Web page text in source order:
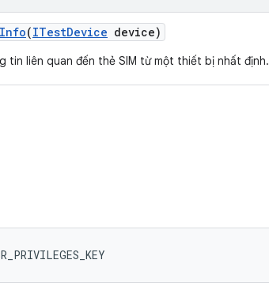
Info(ITestDevice device)
tin liên quan đến thẻ SIM từ một thiết bị nhất định.